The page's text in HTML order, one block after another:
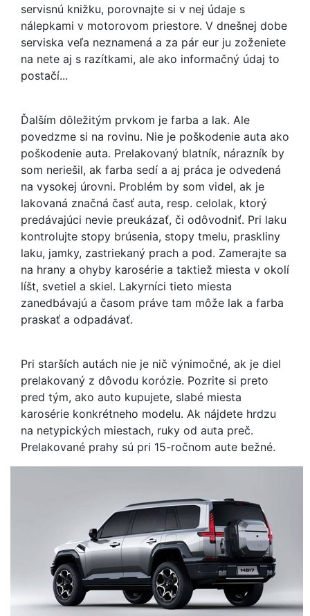
servisnú knižku, porovnajte si v nej údaje s
nálepkami v motorovom priestore. V dnešnej dobe
serviska veľa neznamená a za pár eur ju zoženiete
na nete aj s razítkami, ale ako informačný údaj to
postačí...
Ďalším dôležitým prvkom je farba a lak. Ale
povedzme si na rovinu. Nie je poškodenie auta ako
poškodenie auta. Prelakovaný blatník, nárazník by
som neriešil, ak farba sedí a aj práca je odvedená
na vysokej úrovni. Problém by som videl, ak je
lakovaná značná časť auta, resp. celolak, ktorý
predávajúci nevie preukázať, či odôvodniť. Pri laku
kontrolujte stopy brúsenia, stopy tmelu, praskliny
laku, jamky, zastriekaný prach a pod. Zamerajte sa
na hrany a ohyby karosérie a taktiež miesta v okolí
líšt, svetiel a skiel. Lakyrníci tieto miesta
zanedbávajú a časom práve tam môže lak a farba
praskať a odpadávať.
Pri starších autách nie je nič výnimočné, ak je diel
prelakovaný z dôvodu korózie. Pozrite si preto
pred tým, ako auto kupujete, slabé miesta
karosérie konkrétneho modelu. Ak nájdete hrdzu
na netypických miestach, ruky od auta preč.
Prelakované prahy sú pri 15-ročnom aute bežné.